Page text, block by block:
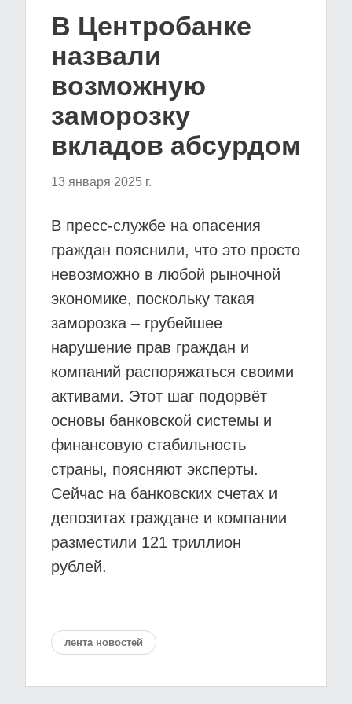
В Центробанке
назвали
возможную
заморозку
вкладов абсурдом
13 января 2025 г.
В пресс-службе на опасения
граждан пояснили, что это просто
невозможно в любой рыночной
экономике, поскольку такая
заморозка – грубейшее
нарушение прав граждан и
компаний распоряжаться своими
активами. Этот шаг подорвёт
основы банковской системы и
финансовую стабильность
страны, поясняют эксперты.
Сейчас на банковских счетах и
депозитах граждане и компании
разместили 121 триллион
рублей.
лента новостей